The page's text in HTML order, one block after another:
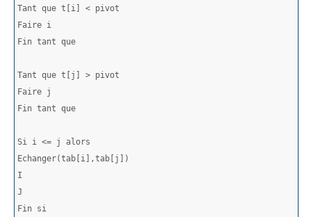
Tant que t[i] < pivot
Fin tant que
Tant que t[j] > pivot
Fin tant que
Si i <= j alors
Echanger(tab[i],tab[j])
Fin si